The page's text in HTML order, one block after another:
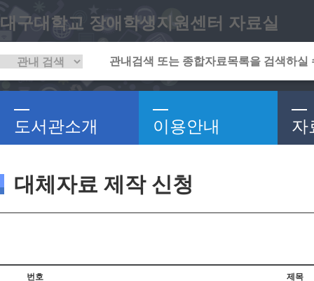
대구대학교 장애학생지원센터 자료실
도서관소개 이용안내 자
대체자료 제작 신청
번호 제목